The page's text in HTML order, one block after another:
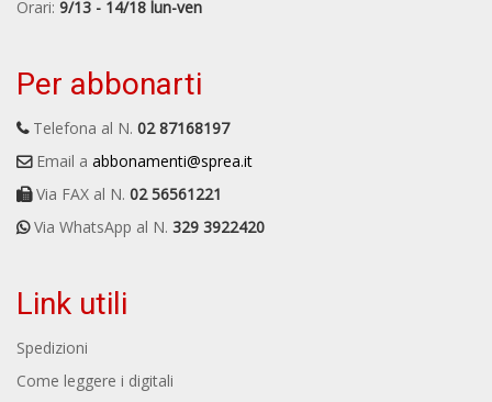
Orari: 9/13 - 14/18 lun-ven
Per abbonarti
Telefona al N. 02 87168197
Email a abbonamenti@sprea.it
Via FAX al N. 02 56561221
Via WhatsApp al N. 329 3922420
Link utili
Spedizioni
Come leggere i digitali